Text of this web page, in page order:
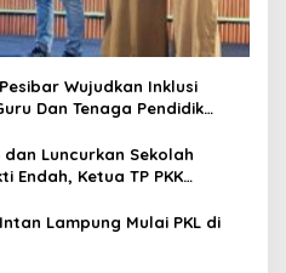
Wujudkan Inklusi
Dan Tenaga Pendidik
dan Luncurkan Sekolah
Endah, Ketua TP PKK
Lampung Mulai PKL di